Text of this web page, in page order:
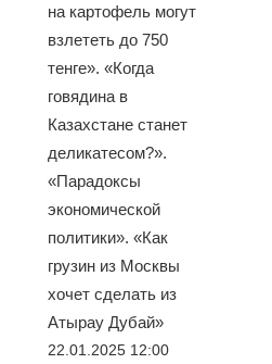
на картофель могут
взлететь до 750
тенге». «Когда
говядина в
Казахстане станет
деликатесом?».
«Парадоксы
экономической
политики». «Как
грузин из Москвы
хочет сделать из
Атырау Дубай»
22.01.2025 12:00